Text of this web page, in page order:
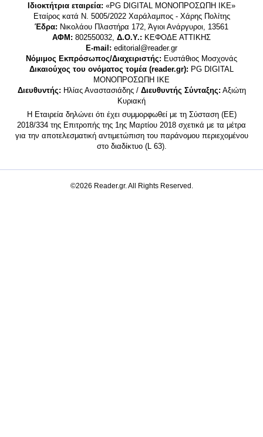
Ιδιοκτήτρια εταιρεία: «PG DIGITAL MONΟΠΡΟΣΩΠΗ ΙΚΕ»
Εταίρος κατά Ν. 5005/2022 Χαράλαμπος - Χάρης Πολίτης
Έδρα: Νικολάου Πλαστήρα 172, Άγιοι Ανάργυροι, 13561
ΑΦΜ: 802550032, Δ.Ο.Υ.: ΚΕΦΟΔΕ ΑΤΤΙΚΗΣ
E-mail: editorial@reader.gr
Νόμιμος Εκπρόσωπος/Διαχειριστής: Ευστάθιος Μοσχονάς
Δικαιούχος του ονόματος τομέα (reader.gr): PG DIGITAL
MONΟΠΡΟΣΩΠΗ ΙΚΕ
Διευθυντής: Ηλίας Αναστασιάδης / Διευθυντής Σύνταξης: Αξιώτη
Κυριακή
Η Εταιρεία δηλώνει ότι έχει συμμορφωθεί με τη Σύσταση (ΕΕ)
2018/334 της Επιτροπής της 1ης Μαρτίου 2018 σχετικά με τα μέτρα
για την αποτελεσματική αντιμετώπιση του παράνομου περιεχομένου
στο διαδίκτυο (L 63).
©2026 Reader.gr. All Rights Reserved.